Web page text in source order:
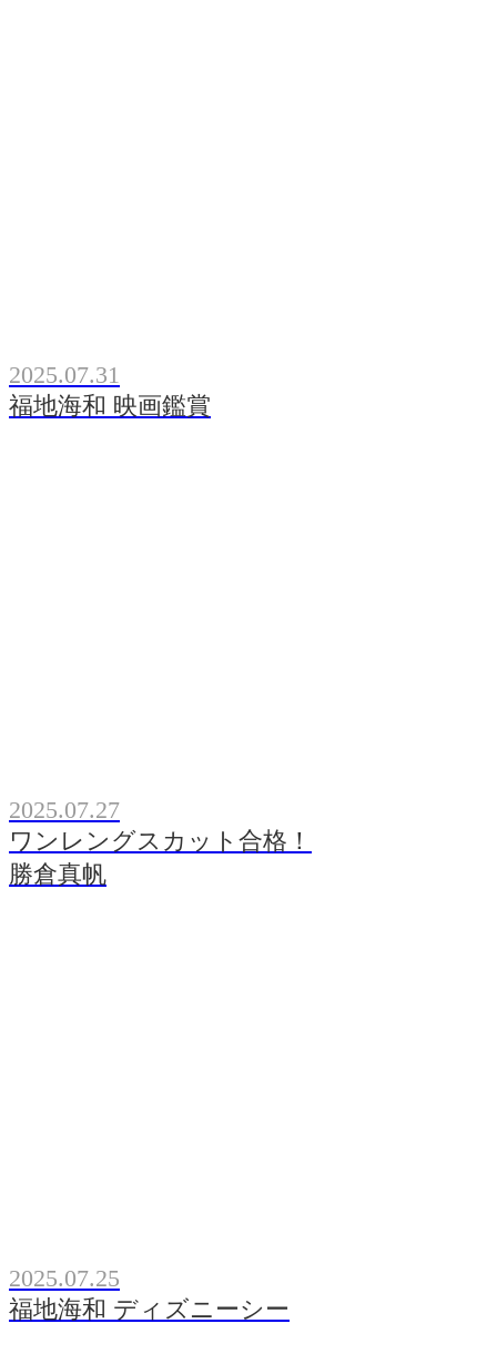
2025.07.31
福地海和 映画鑑賞
2025.07.27
ワンレングスカット合格！
勝倉真帆
2025.07.25
福地海和 ディズニーシー